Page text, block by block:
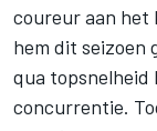
coureur aan het
hem dit seizoen
qua topsnelheid
concurrentie.